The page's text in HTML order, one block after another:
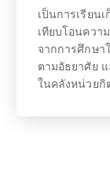
เป็นการเรียน
เทียบโอนควา
จากการศึกษ
ตามอัธยาศัย
ในคลังหน่วยกิ